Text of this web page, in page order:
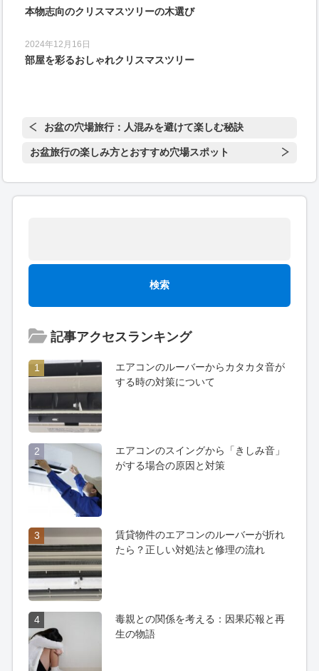
本物志向のクリスマスツリーの木選び
2024年12月16日
部屋を彩るおしゃれクリスマスツリー
お盆の穴場旅行：人混みを避けて楽しむ秘訣
お盆旅行の楽しみ方とおすすめ穴場スポット
記事アクセスランキング
1
エアコンのルーバーからカタカタ音が
する時の対策について
2
エアコンのスイングから「きしみ音」
がする場合の原因と対策
3
賃貸物件のエアコンのルーバーが折れ
たら？正しい対処法と修理の流れ
4
毒親との関係を考える：因果応報と再
生の物語